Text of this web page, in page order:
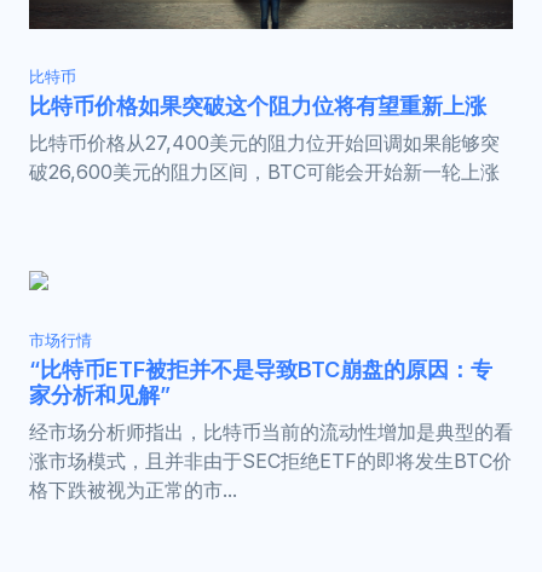
比特币
比特币价格如果突破这个阻力位将有望重新上涨
比特币价格从27,400美元的阻力位开始回调如果能够突
破26,600美元的阻力区间，BTC可能会开始新一轮上涨
市场行情
“比特币ETF被拒并不是导致BTC崩盘的原因：专
家分析和见解”
经市场分析师指出，比特币当前的流动性增加是典型的看
涨市场模式，且并非由于SEC拒绝ETF的即将发生BTC价
格下跌被视为正常的市...